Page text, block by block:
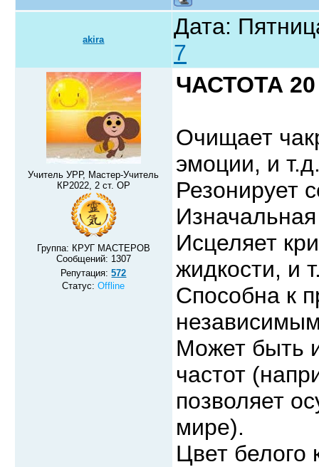
akira
Дата:
7
Учитель УРР, Мастер-Учитель
КР2022, 2 ст. ОР
Группа: КРУГ МАСТЕРОВ
Сообщений: 1307
Репутация:572
Статус:Offline
ЧАСТОТА 20
Очищает
эмоции, и
Резонирует
Исцеляет
жидкости, и
Способна к
Может быть
частот
позволяет
мире).
Цвет белого